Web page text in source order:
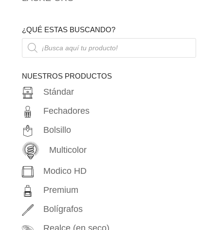
¿QUÉ ESTAS BUSCANDO?
Búsqueda
de
productos
NUESTROS PRODUCTOS
Stándar
Fechadores
Bolsillo
Multicolor
Modico HD
Premium
Bolígrafos